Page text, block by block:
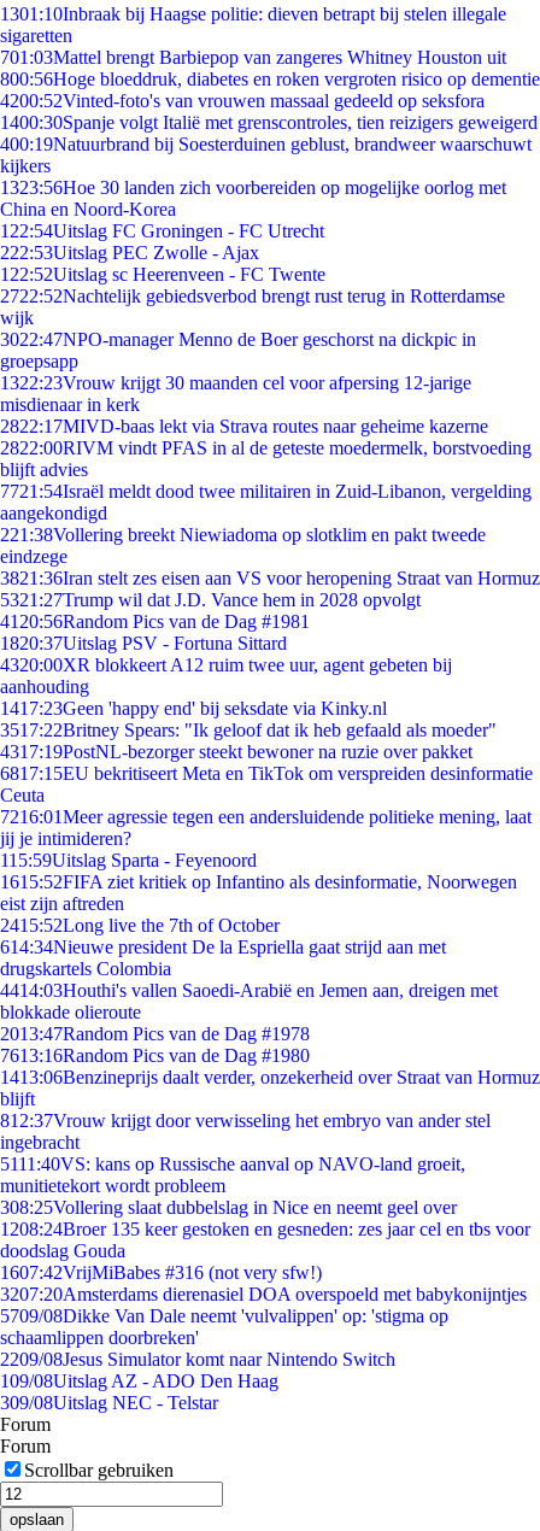
1301:10Inbraak bij Haagse politie: dieven betrapt bij stelen illegale
sigaretten
701:03Mattel brengt Barbiepop van zangeres Whitney Houston uit
800:56Hoge bloeddruk, diabetes en roken vergroten risico op dementie
4200:52Vinted-foto's van vrouwen massaal gedeeld op seksfora
1400:30Spanje volgt Italië met grenscontroles, tien reizigers geweigerd
400:19Natuurbrand bij Soesterduinen geblust, brandweer waarschuwt
kijkers
1323:56Hoe 30 landen zich voorbereiden op mogelijke oorlog met
China en Noord-Korea
1 22:54Uitslag FC Groningen - FC Utrecht
222:53Uitslag PEC Zwolle - Ajax
1 22:52Uitslag sc Heerenveen - FC Twente
2722:52Nachtelijk gebiedsverbod brengt rust terug in Rotterdamse
wijk
3022:47NPO-manager Menno de Boer geschorst na dickpic in
groepsapp
1322:23Vrouw krijgt 30 maanden cel voor afpersing 12-jarige
misdienaar in kerk
2822:17MIVD-baas lekt via Strava routes naar geheime kazerne
2822:00RIVM vindt PFAS in al de geteste moedermelk, borstvoeding
blijft advies
7721:54Israël meldt dood twee militairen in Zuid-Libanon, vergelding
aangekondigd
221:38Vollering breekt Niewiadoma op slotklim en pakt tweede
eindzege
3821:36Iran stelt zes eisen aan VS voor heropening Straat van Hormuz
5321:27Trump wil dat J.D. Vance hem in 2028 opvolgt
41 20:56Random Pics van de Dag #1981
1820:37Uitslag PSV - Fortuna Sittard
4320:00XR blokkeert A12 ruim twee uur, agent gebeten bij
aanhouding
1417:23Geen 'happy end' bij seksdate via Kinky.nl
3517:22Britney Spears: "Ik geloof dat ik heb gefaald als moeder"
4317:19PostNL-bezorger steekt bewoner na ruzie over pakket
6817:15EU bekritiseert Meta en TikTok om verspreiden desinformatie
Ceuta
7216:01Meer agressie tegen een andersluidende politieke mening, laat
jij je intimideren?
115:59Uitslag Sparta - Feyenoord
1615:52FIFA ziet kritiek op Infantino als desinformatie, Noorwegen
eist zijn aftreden
2415:52Long live the 7th of October
614:34Nieuwe president De la Espriella gaat strijd aan met
drugskartels Colombia
4414:03Houthi's vallen Saoedi-Arabië en Jemen aan, dreigen met
blokkade olieroute
2013:47Random Pics van de Dag #1978
7613:16Random Pics van de Dag #1980
1413:06Benzineprijs daalt verder, onzekerheid over Straat van Hormuz
blijft
812:37Vrouw krijgt door verwisseling het embryo van ander stel
ingebracht
5111:40VS: kans op Russische aanval op NAVO-land groeit,
munitietekort wordt probleem
308:25Vollering slaat dubbelslag in Nice en neemt geel over
1208:24Broer 135 keer gestoken en gesneden: zes jaar cel en tbs voor
doodslag Gouda
1607:42VrijMiBabes #316 (not very sfw!)
3207:20Amsterdams dierenasiel DOA overspoeld met babykonijntjes
5709/08Dikke Van Dale neemt 'vulvalippen' op: 'stigma op
schaamlippen doorbreken'
2209/08Jesus Simulator komt naar Nintendo Switch
109/08Uitslag AZ - ADO Den Haag
309/08Uitslag NEC - Telstar
Forum
Forum
Scrollbar gebruiken
opslaan